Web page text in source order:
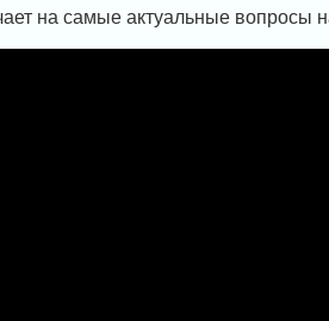
на самые актуальные вопросы